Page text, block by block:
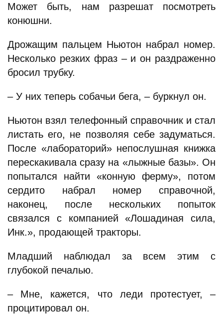
Может быть, нам разрешат посмотреть
конюшни.
Дрожащим пальцем Ньютон набрал номер.
Несколько резких фраз – и он раздраженно
бросил трубку.
– У них теперь собачьи бега, – буркнул он.
Ньютон взял телефонный справочник и стал
листать его, не позволяя себе задуматься.
После «лабораторий» непослушная книжка
перескакивала сразу на «лыжные базы». Он
попытался найти «конную ферму», потом
сердито набрал номер справочной,
наконец, после нескольких попыток
связался с компанией «Лошадиная сила,
Инк.», продающей тракторы.
Младший наблюдал за всем этим с
глубокой печалью.
– Мне, кажется, что леди протестует, –
процитировал он.